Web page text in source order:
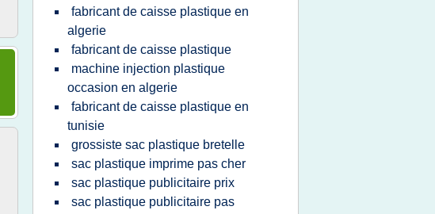
fabricant de caisse plastique en
algerie
fabricant de caisse plastique
machine injection plastique
occasion en algerie
fabricant de caisse plastique en
tunisie
grossiste sac plastique bretelle
sac plastique imprime pas cher
sac plastique publicitaire prix
sac plastique publicitaire pas